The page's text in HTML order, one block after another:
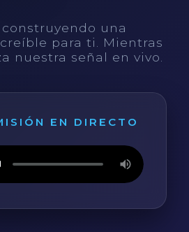
una
para ti. Mientras
nuestra señal en vivo.
EN DIRECTO